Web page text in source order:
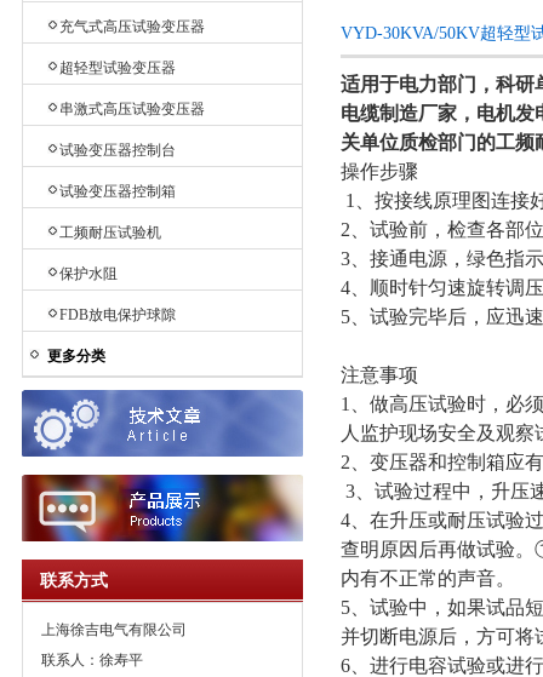
充气式高压试验变压器
超轻型试验变压器
串激式高压试验变压器
试验变压器控制台
试验变压器控制箱
工频耐压试验机
保护水阻
FDB放电保护球隙
更多分类
联系方式
上海徐吉电气有限公司
联系人：徐寿平
VYD-30KVA/50KV超轻型
适用于电力部门，科研
电缆制造厂家，电机发
关单位质检部门的工频
操作步骤
1、按接线原理图连接
2、试验前，检查各部
3、接通电源，绿色指
4、顺时针匀速旋转调
5、试验完毕后，应迅
注意事项
1、做高压试验时，必
人监护现场安全及观
2、变压器和控制箱应
3、试验过程中，升压
4、在升压或耐压试验
查明原因后再做试验
内有不正常的声音。
5、试验中，如果试品
并切断电源后，方可将
6、进行电容试验或进